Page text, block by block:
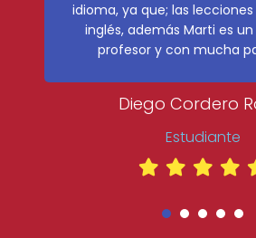
impresionada por la
la dedicación del
estructura sencilla,
una base sólida... ¡Lo
Jamie